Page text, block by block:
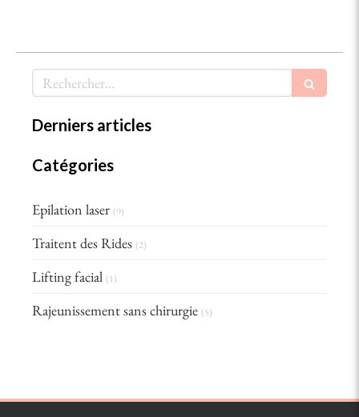
Rechercher
Derniers articles
Catégories
Epilation laser (9)
Traitent des Rides (2)
Lifting facial (1)
Rajeunissement sans chirurgie (5)